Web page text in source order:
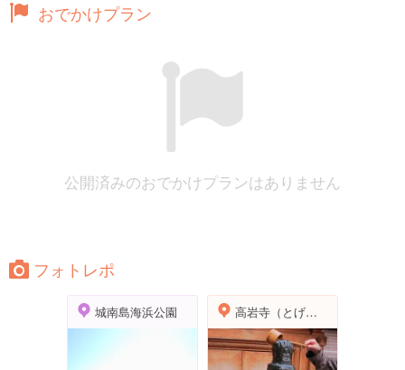
おでかけプラン
公開済みのおでかけプランはありません
フォトレポ
城南島海浜公園 高岩寺（とげぬき地蔵）